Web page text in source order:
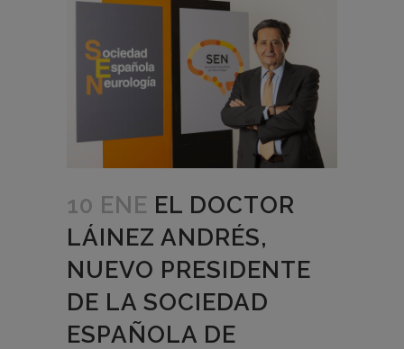
10 ENE EL DOCTOR
LÁINEZ ANDRÉS,
NUEVO PRESIDENTE
DE LA SOCIEDAD
ESPAÑOLA DE